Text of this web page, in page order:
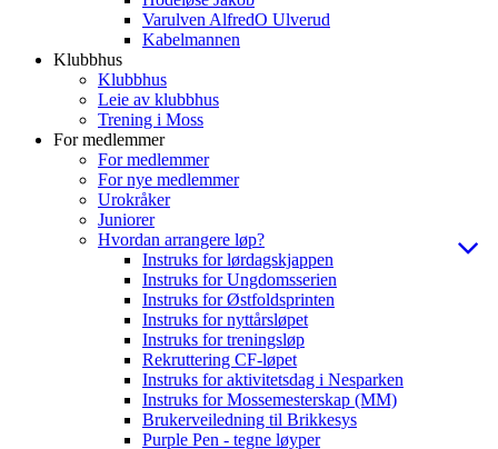
Varulven AlfredO Ulverud
Kabelmannen
Klubbhus
Klubbhus
Leie av klubbhus
Trening i Moss
For medlemmer
For medlemmer
For nye medlemmer
Urokråker
Juniorer
Hvordan arrangere løp?
Instruks for lørdagskjappen
Instruks for Ungdomsserien
Instruks for Østfoldsprinten
Instruks for nyttårsløpet
Instruks for treningsløp
Rekruttering CF-løpet
Instruks for aktivitetsdag i Nesparken
Instruks for Mossemesterskap (MM)
Brukerveiledning til Brikkesys
Purple Pen - tegne løyper